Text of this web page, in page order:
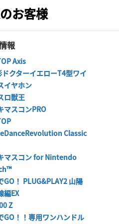
お客様
報
Axis
クターイエローT4型ワイ
イヤホン
ロ獣王
マスコンPRO
Classic
マスコン for Nintendo
GO！ PLUG&PLAY2 山陽
編EX
Z
GO！！専用ワンハンドル